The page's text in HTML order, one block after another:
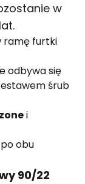
w
ramę furtki
odbywa się
śrub
i
obu
90/22